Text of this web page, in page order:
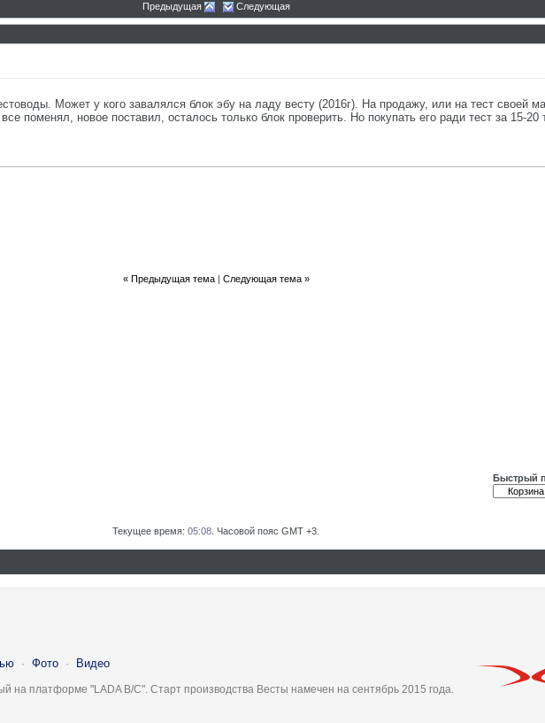
Предыдущая Следующая
Может у кого завалялся блок эбу на ладу весту (2016г). На продажу, или на тест своей
поменял, новое поставил, осталось только блок проверить. Но покупать его ради тест за 15-20
« Предыдущая тема| Следующая тема »
Быстрый
Текущее время: 05:08 . Часовой пояс GMT +3.
· Фото · Видео
на платформе "LADA B/C". Старт производства Весты намечен на сентябрь 2015 года.